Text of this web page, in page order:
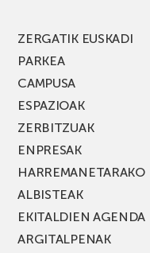
ZERGATIK EUSKADI
PARKEA
CAMPUSA
ESPAZIOAK
ZERBITZUAK
ENPRESAK
HARREMANETARAKO
ALBISTEAK
EKITALDIEN AGENDA
ARGITALPENAK